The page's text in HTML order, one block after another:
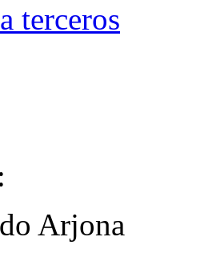
terceros
Arjona